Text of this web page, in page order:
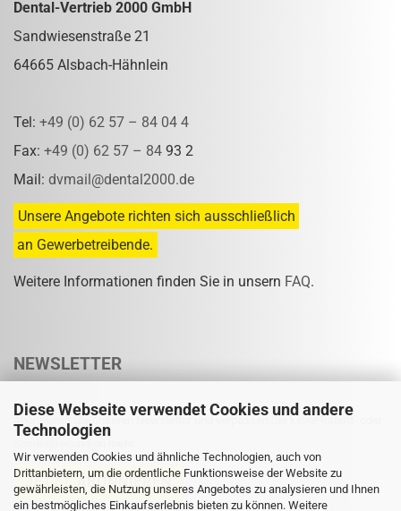
Diese Webseite verwendet Cookies und andere
Technologien
Wir verwenden Cookies und ähnliche Technologien, auch von
Drittanbietern, um die ordentliche Funktionsweise der Website zu
gewährleisten, die Nutzung unseres Angebotes zu analysieren und Ihnen
ein bestmögliches Einkaufserlebnis bieten zu können. Weitere
Dental-Vertrieb 2000 GmbH
Sandwiesenstraße 21
64665 Alsbach-Hähnlein
Tel: +49 (0) 62 57 – 84 04 4
Fax: +49 (0) 62 57 – 84 93 2
Mail: dvmail@dental2000.de
Unsere Angebote richten sich ausschließlich
an Gewerbetreibende.
Weitere Informationen finden Sie in unsern FAQ.
NEWSLETTER
Abonnieren Sie unseren Newsletter und verpassen Sie keine Rabatt- oder
Sonderpreisaktion mehr.